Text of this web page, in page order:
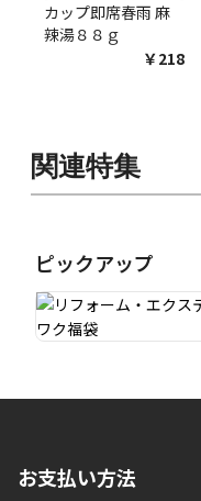
カップ即席春雨 麻
辣湯８８ｇ
￥218
関連特集
ピックアップ
お支払い方法